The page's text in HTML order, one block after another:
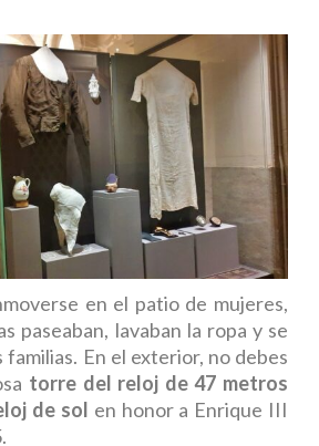
en el patio de mujeres,
paseaban, lavaban la ropa y se
familias. En el exterior, no debes
torre del reloj de 47 metros
de sol en honor a Enrique III